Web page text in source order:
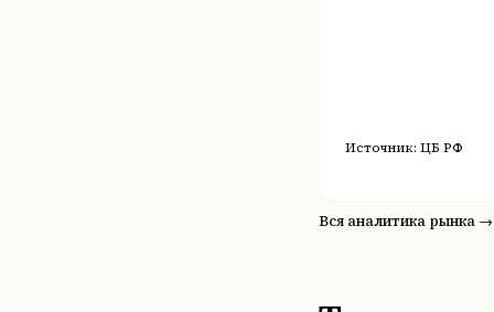
Источник: ЦБ РФ
Вся аналитика рынка →